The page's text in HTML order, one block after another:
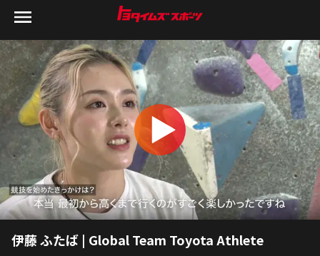
伊藤 ふたば | Global Team Toyota Athlete